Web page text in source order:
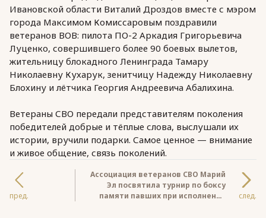
Ивановской области Виталий Дроздов вместе с мэром
города Максимом Комиссаровым поздравили
ветеранов ВОВ: пилота ПО-2 Аркадия Григорьевича
Луценко, совершившего более 90 боевых вылетов,
жительницу блокадного Ленинграда Тамару
Николаевну Кухарук, зенитчицу Надежду Николаевну
Блохину и лётчика Георгия Андреевича Абалихина.
Ветераны СВО передали представителям поколения
победителей добрые и тёплые слова, выслушали их
истории, вручили подарки. Самое ценное — внимание
и живое общение, связь поколений.
пред.
Ассоциация ветеранов СВО Марий
Эл посвятила турнир по боксу
памяти павших при исполнении
след.